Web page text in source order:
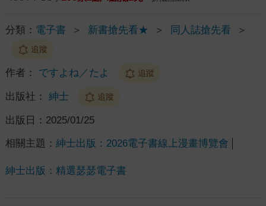
分類： 電子書 ＞ 新書搶先看★ ＞ 同人誌搶先看 ＞
追蹤
作者： ですよね／たよ 追蹤
出版社： 紳士 追蹤
出版日： 2025/01/25
相關主題： 紳士出版：2026電子書線上漫畫博覽會
紳士出版：精選瑟瑟電子書